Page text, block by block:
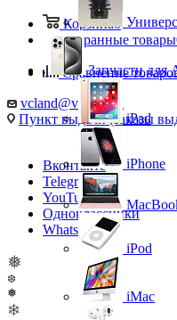
Корзина0
Избранные товары
Сравнение
vcland@vcland.ru
Пункт выдачи (заказы
Вконтакте
Telegram
YouTube
Одноклассники
WhatsApp
❅
❆
❅
❄
Запчасти для
iPad
iPhone
iPod
iMac